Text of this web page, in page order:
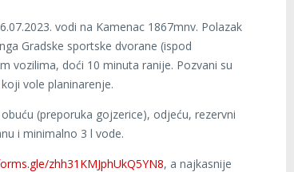
vodi na Kamenac 1867mnv. Polazak
Gradske sportske dvorane (ispod
vozilima, doći 10 minuta ranije. Pozvani su
vole planinarenje.
(preporuka gojzerice), odjeću, rezervni
i minimalno 3 l vode.
zhh31KMJphUkQ5YN8, a najkasnije